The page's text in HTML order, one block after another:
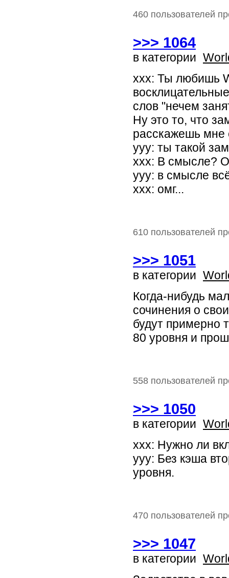
460 пользователей
>>> 1064
в категории
xxx: Ты любишь
слов "нечем
Ну это то, что
расскажешь мне
yyy: ты такой
xxx: В смысле?
yyy: в смысле
xxx: омг...
610 пользователей
>>> 1051
в категории
Когда-нибудь
сочинения о
будут примерно
80 уровня и
558 пользователей
>>> 1050
в категории
xxx: Нужно ли
yyy: Без кэша
уровня.
470 пользователей
>>> 1047
в категории